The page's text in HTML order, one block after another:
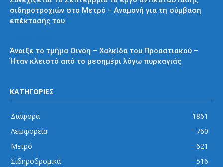
σιδηροτροχιών στο Μετρό – Αναμονή για τη σύμβαση
επέκτασής του
Άνοιξε το τμήμα Οινόη – Χαλκίδα του Προαστιακού –
Ήταν κλειστό από το μεσημέρι λόγω πυρκαγιάς
ΚΑΤΗΓΟΡΙΕΣ
Διάφορα
1861
Λεωφορεία
760
Μετρό
621
Σιδηροδρομικά
516